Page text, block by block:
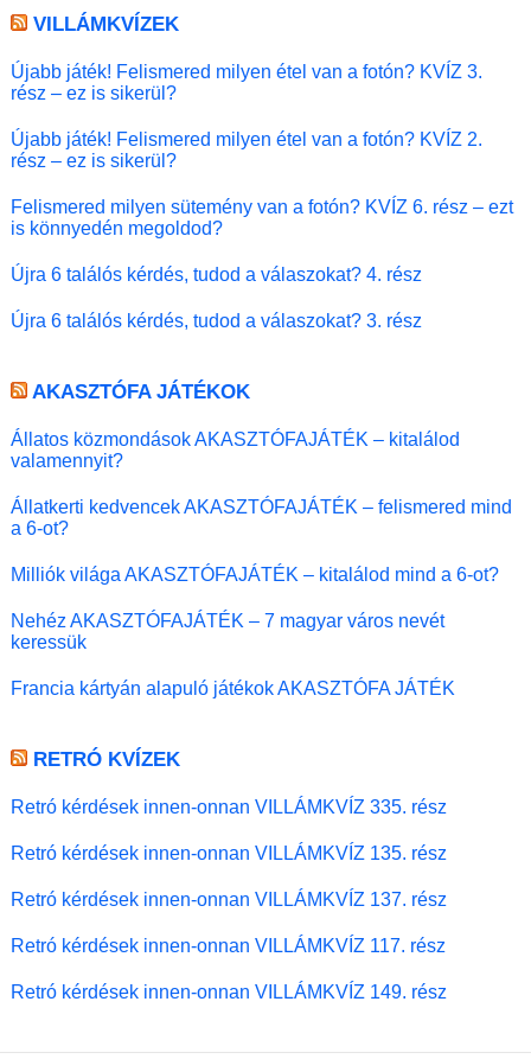
VILLÁMKVÍZEK
Újabb játék! Felismered milyen étel van a fotón? KVÍZ 3.
rész – ez is sikerül?
Újabb játék! Felismered milyen étel van a fotón? KVÍZ 2.
rész – ez is sikerül?
Felismered milyen sütemény van a fotón? KVÍZ 6. rész – ezt
is könnyedén megoldod?
Újra 6 találós kérdés, tudod a válaszokat? 4. rész
Újra 6 találós kérdés, tudod a válaszokat? 3. rész
AKASZTÓFA JÁTÉKOK
Állatos közmondások AKASZTÓFAJÁTÉK – kitalálod
valamennyit?
Állatkerti kedvencek AKASZTÓFAJÁTÉK – felismered mind
a 6-ot?
Milliók világa AKASZTÓFAJÁTÉK – kitalálod mind a 6-ot?
Nehéz AKASZTÓFAJÁTÉK – 7 magyar város nevét
keressük
Francia kártyán alapuló játékok AKASZTÓFA JÁTÉK
RETRÓ KVÍZEK
Retró kérdések innen-onnan VILLÁMKVÍZ 335. rész
Retró kérdések innen-onnan VILLÁMKVÍZ 135. rész
Retró kérdések innen-onnan VILLÁMKVÍZ 137. rész
Retró kérdések innen-onnan VILLÁMKVÍZ 117. rész
Retró kérdések innen-onnan VILLÁMKVÍZ 149. rész